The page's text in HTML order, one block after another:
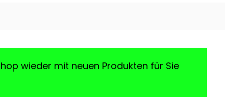
wieder mit neuen Produkten für Sie